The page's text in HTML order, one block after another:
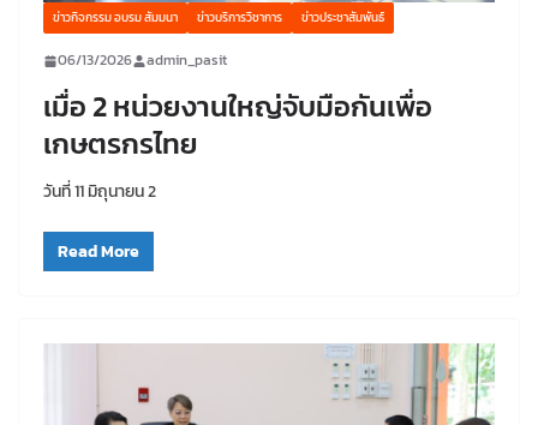
ข่าวกิจกรรม อบรม สัมมนา ข่าวบริการวิชาการ ข่าวประชาสัมพันธ์
06/13/2026 admin_pasit
เมื่อ 2 หน่วยงานใหญ่จับมือกันเพื่อ
เกษตรกรไทย
วันที่ 11 มิถุนายน 2
Read More